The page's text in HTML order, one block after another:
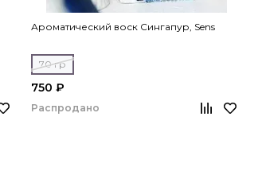
Ароматический воск Сингапур, Sens
70 гр
750 ₽
Распродано